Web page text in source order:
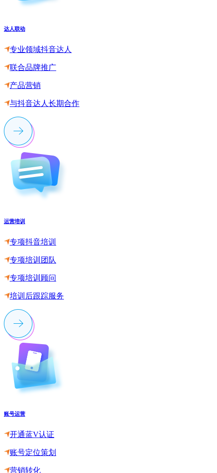
达人联动
专业领域抖音达人
联合品牌推广
产品营销
与抖音达人长期合作
运营培训
专项抖音培训
专项培训团队
专项培训顾问
培训后跟踪服务
账号运营
开通蓝V认证
账号定位策划
营销转化